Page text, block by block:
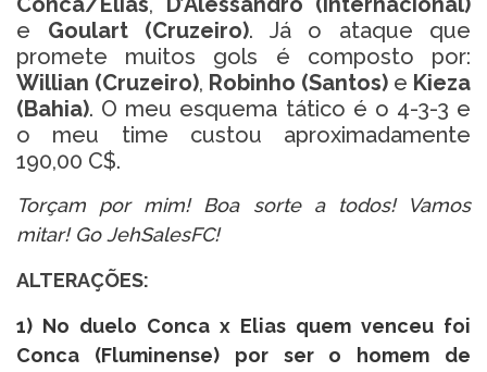
e Goulart (Cruzeiro). Já o ataque que
promete muitos gols é composto por:
Willian (Cruzeiro), Robinho (Santos) e Kieza
(Bahia). O meu esquema tático é o 4-3-3 e
o meu time custou aproximadamente
190,00 C$.
Torçam por mim! Boa sorte a todos! Vamos
mitar! Go JehSalesFC!
ALTERAÇÕES:
1) No duelo Conca x Elias quem venceu foi
Conca (Fluminense) por ser o homem de